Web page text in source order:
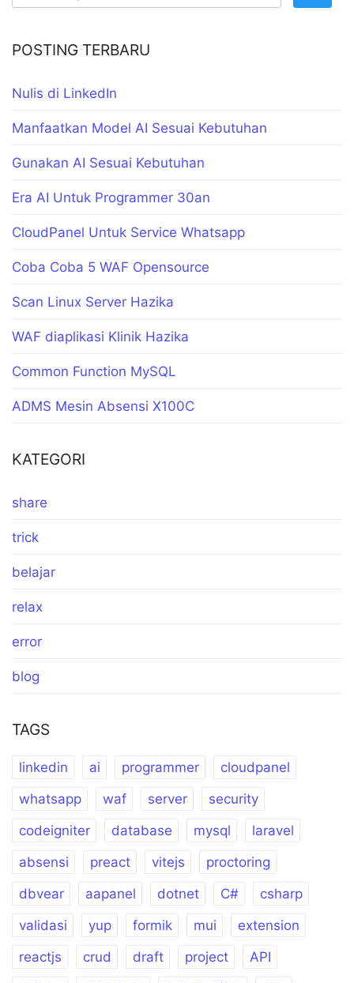
POSTING TERBARU
Nulis di LinkedIn
Manfaatkan Model AI Sesuai Kebutuhan
Gunakan AI Sesuai Kebutuhan
Era AI Untuk Programmer 30an
CloudPanel Untuk Service Whatsapp
Coba Coba 5 WAF Opensource
Scan Linux Server Hazika
WAF diaplikasi Klinik Hazika
Common Function MySQL
ADMS Mesin Absensi X100C
KATEGORI
share
trick
belajar
relax
error
blog
TAGS
linkedin ai programmer
cloudpanel
whatsapp
waf server
security
codeigniter
database mysql
laravel
absensi
preact vitejs
proctoring
dbvear
aapanel dotnet C#
csharp
validasi
yup formik mui
extension
reactjs
crud draft project
API